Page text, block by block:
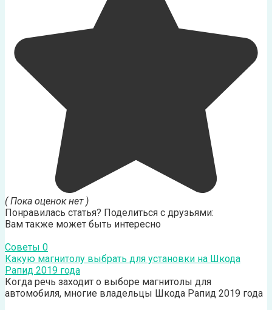
( Пока оценок нет )
Понравилась статья? Поделиться с друзьями:
Вам также может быть интересно
Советы 0
Какую магнитолу выбрать для установки на Шкода
Рапид 2019 года
Когда речь заходит о выборе магнитолы для
автомобиля, многие владельцы Шкода Рапид 2019 года